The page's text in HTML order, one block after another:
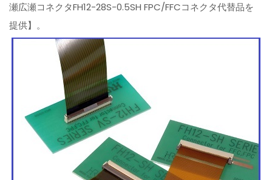
瀬広瀬コネクタFH12-28S-0.5SH FPC/FFCコネクタ代替品を
提供】。